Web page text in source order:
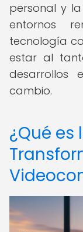
personal y
entornos
tecnología
estar al
desarrollos
cambio.
¿Qué es